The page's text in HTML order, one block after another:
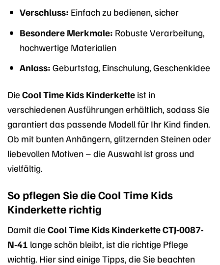
Verschluss: Einfach zu bedienen, sicher
Besondere Merkmale: Robuste Verarbeitung,
hochwertige Materialien
Anlass: Geburtstag, Einschulung, Geschenkidee
Die Cool Time Kids Kinderkette ist in
verschiedenen Ausführungen erhältlich, sodass Sie
garantiert das passende Modell für Ihr Kind finden.
Ob mit bunten Anhängern, glitzernden Steinen oder
liebevollen Motiven – die Auswahl ist gross und
vielfältig.
So pflegen Sie die Cool Time Kids
Kinderkette richtig
Damit die Cool Time Kids Kinderkette CTJ-0087-
N-41 lange schön bleibt, ist die richtige Pflege
wichtig. Hier sind einige Tipps, die Sie beachten